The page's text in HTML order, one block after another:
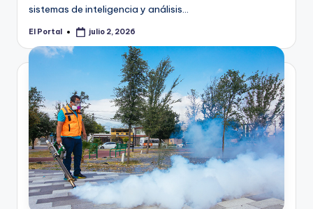
sistemas de inteligencia y análisis…
Publicado
El Portal julio 2, 2026